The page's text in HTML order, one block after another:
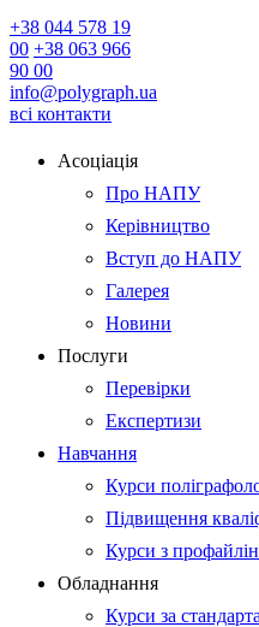
+38 044 578 19
00 +38 063 966
90 00
info@polygraph.ua
всі контакти
Асоціація
Про НАПУ
Керівництво
Вступ до НАПУ
Галерея
Новини
Послуги
Перевірки
Експертизи
Навчання
Курси
Підвищення
Курси з
Обладнання
Курси за